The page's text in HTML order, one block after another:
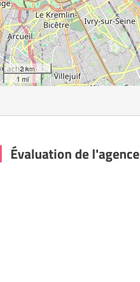
2 km
1 mi
Évaluation de l'agence